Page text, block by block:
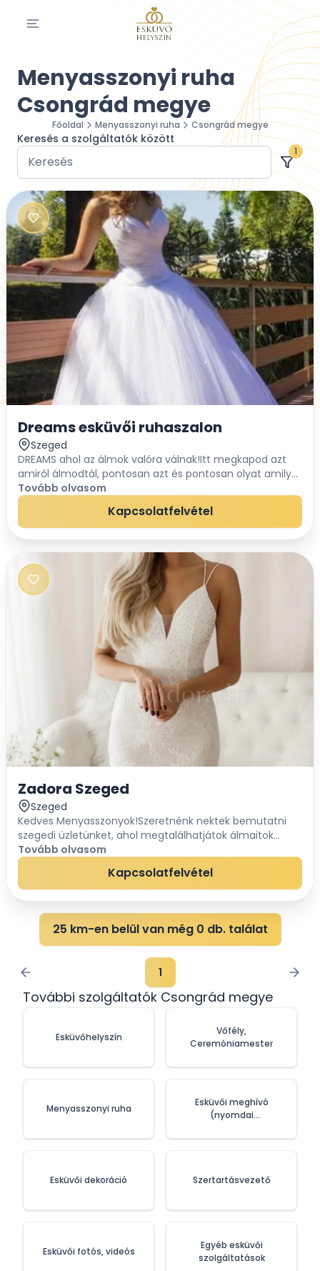
Menyasszonyi ruha
Csongrád megye
Főoldal Menyasszonyi ruha Csongrád megye
Keresés a szolgáltatók között
1
Dreams esküvői ruhaszalon
Szeged
DREAMS ahol az álmok valóra válnak!Itt megkapod azt
amiről álmodtál, pontosan azt és pontosan olyat amilyet
szeretnél. Merj álmodni, hogy életed egyik legfontosabb
napján Te légy a legszebb. A men...
Tovább olvasom
Kapcsolatfelvétel
Zadora Szeged
Szeged
Kedves Menyasszonyok!Szeretnénk nektek bemutatni
szegedi üzletünket, ahol megtalálhatjátok álmaitok
menyasszonyi és menyecske ruháját is!Gyönyörű
menyasszonyi ruháink ELÉRHETŐ ÁRON, sokféle fazonb...
Tovább olvasom
Kapcsolatfelvétel
25 km-en belül van még 0 db. találat
1
További szolgáltatók Csongrád megye
Esküvőhelyszín
Menyasszonyi ruha
Esküvői dekoráció
Esküvői fotós, videós
Vőfély,
Ceremóniamester
Esküvői meghívó
(nyomdai
Szertartásvezető
Egyéb esküvői
szolgáltatások